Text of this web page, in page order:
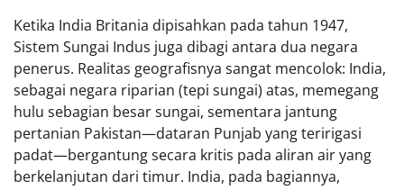
Ketika India Britania dipisahkan pada tahun 1947,
Sistem Sungai Indus juga dibagi antara dua negara
penerus. Realitas geografisnya sangat mencolok: India,
sebagai negara riparian (tepi sungai) atas, memegang
hulu sebagian besar sungai, sementara jantung
pertanian Pakistan—dataran Punjab yang teririgasi
padat—bergantung secara kritis pada aliran air yang
berkelanjutan dari timur. India, pada bagiannya,